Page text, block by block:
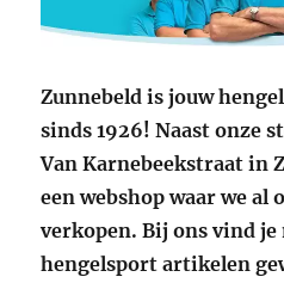
Zunnebeld is jouw
sinds 1926! Naast onze
Van Karnebeekstraat in
een webshop waar we al
verkopen. Bij ons vind je
hengelsport artikelen